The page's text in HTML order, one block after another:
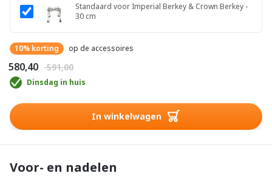
Standaard voor Imperial Berkey & Crown Berkey -
30 cm
10% korting op de accessoires
€ 580,40 € 591,00
Dinsdag in huis
In winkelwagen
Voor- en nadelen